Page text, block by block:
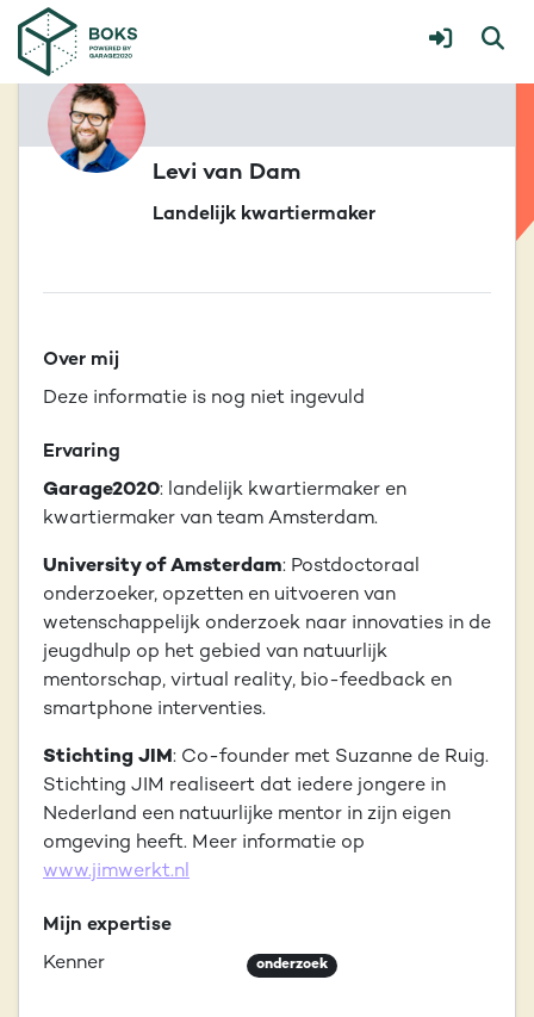
Levi van Dam
Landelijk kwartiermaker
Over mij
Deze informatie is nog niet ingevuld
Ervaring
Garage2020: landelijk kwartiermaker en
kwartiermaker van team Amsterdam.
University of Amsterdam: Postdoctoraal
onderzoeker, opzetten en uitvoeren van
wetenschappelijk onderzoek naar innovaties in de
jeugdhulp op het gebied van natuurlijk
mentorschap, virtual reality, bio-feedback en
smartphone interventies.
Stichting JIM: Co-founder met Suzanne de Ruig.
Stichting JIM realiseert dat iedere jongere in
Nederland een natuurlijke mentor in zijn eigen
omgeving heeft. Meer informatie op
www.jimwerkt.nl
Mijn expertise
Kenner
onderzoek